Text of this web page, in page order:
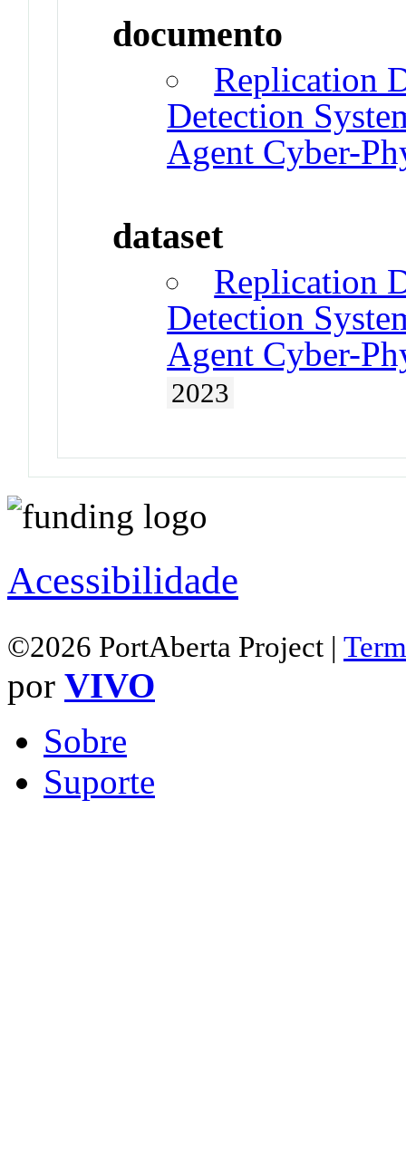
documento
Replication
Detection
Agent Cyber-
dataset
Replication
Detection
Agent Cyber-
2023
Acessibilidade
©2026 PortAberta Project |
por VIVO
Sobre
Suporte